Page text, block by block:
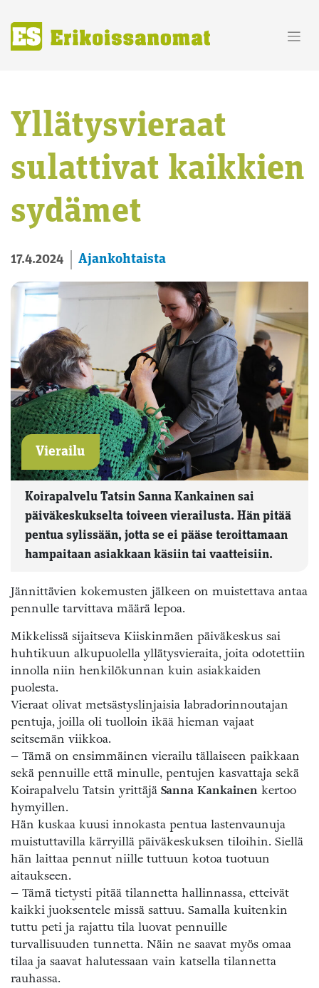
content
Yllätysvieraat
sulattivat kaikkien
sydämet
17.4.2024 Ajankohtaista
Vierailu
Koirapalvelu Tatsin Sanna Kankainen sai
päiväkeskukselta toiveen vierailusta. Hän pitää
pentua sylissään, jotta se ei pääse teroittamaan
hampaitaan asiakkaan käsiin tai vaatteisiin.
Jännittävien kokemusten jälkeen on muistettava antaa
pennulle tarvittava määrä lepoa.
Mikkelissä sijaitseva Kiiskinmäen päiväkeskus sai
huhtikuun alkupuolella yllätysvieraita, joita odotettiin
innolla niin henkilökunnan kuin asiakkaiden
puolesta.
Vieraat olivat metsästyslinjaisia labradorinnoutajan
pentuja, joilla oli tuolloin ikää hieman vajaat
seitsemän viikkoa.
– Tämä on ensimmäinen vierailu tällaiseen paikkaan
sekä pennuille että minulle, pentujen kasvattaja sekä
Koirapalvelu Tatsin yrittäjä Sanna Kankainen kertoo
hymyillen.
Hän kuskaa kuusi innokasta pentua lastenvaunuja
muistuttavilla kärryillä päiväkeskuksen tiloihin. Siellä
hän laittaa pennut niille tuttuun kotoa tuotuun
aitaukseen.
– Tämä tietysti pitää tilannetta hallinnassa, etteivät
kaikki juoksentele missä sattuu. Samalla kuitenkin
tuttu peti ja rajattu tila luovat pennuille
turvallisuuden tunnetta. Näin ne saavat myös omaa
tilaa ja saavat halutessaan vain katsella tilannetta
rauhassa.